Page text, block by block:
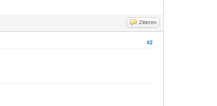
Zitieren
#2